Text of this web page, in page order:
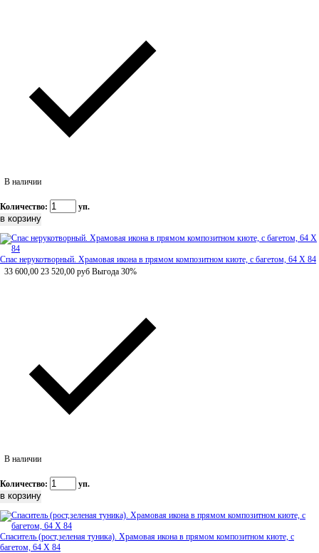
В наличии
Количество: уп.
Спас нерукотворный. Храмовая икона в прямом композитном киоте, с багетом, 64 Х 84
33 600,00 23 520,00 руб Выгода 30%
В наличии
Количество: уп.
Спаситель (рост,зеленая туника). Храмовая икона в прямом композитном киоте, с
багетом, 64 Х 84